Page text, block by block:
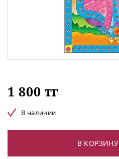
1 800 тг
В наличии
В КОРЗИНУ